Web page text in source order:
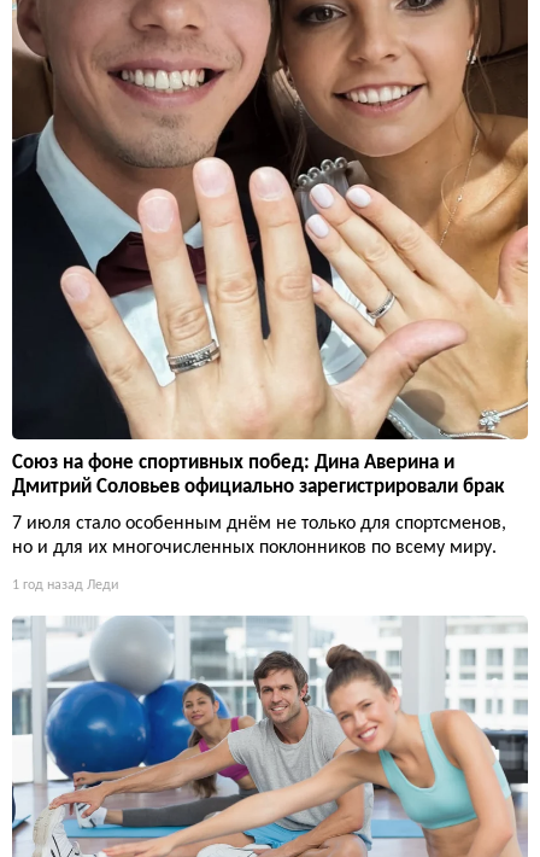
Союз на фоне спортивных побед: Дина Аверина и
Дмитрий Соловьев официально зарегистрировали брак
7 июля стало особенным днём не только для спортсменов,
но и для их многочисленных поклонников по всему миру.
1 год назад Леди